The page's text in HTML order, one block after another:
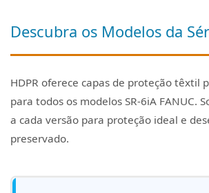
Descubra os Modelos da
HDPR oferece capas de proteção têxtil
para todos os modelos SR-6iA FANUC.
a cada versão para proteção ideal e
preservado.